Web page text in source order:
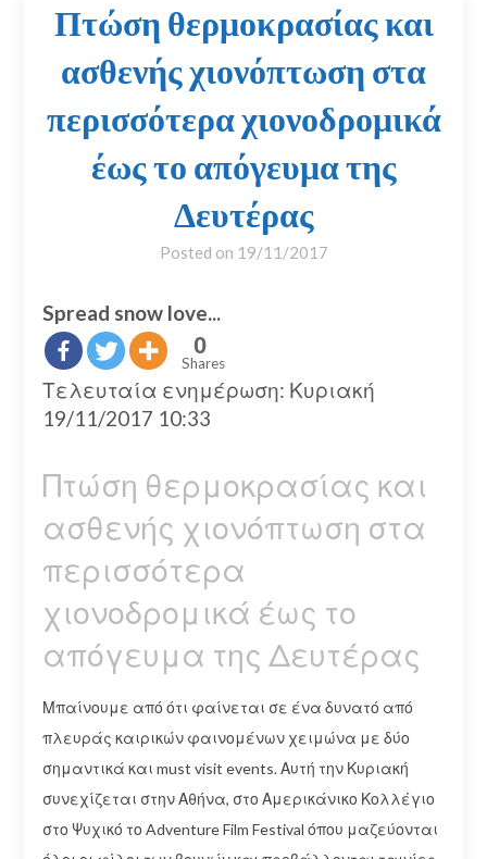
Πτώση θερμοκρασίας και
ασθενής χιονόπτωση στα
περισσότερα χιονοδρομικά
έως το απόγευμα της
Δευτέρας
Posted on 19/11/2017
Spread snow love...
0
Shares
Τελευταία ενημέρωση: Κυριακή
19/11/2017 10:33
Πτώση θερμοκρασίας και
ασθενής χιονόπτωση στα
περισσότερα
χιονοδρομικά έως το
απόγευμα της Δευτέρας
Μπαίνουμε από ότι φαίνεται σε ένα δυνατό από
πλευράς καιρικών φαινομένων χειμώνα με δύο
σημαντικά και must visit events. Αυτή την Κυριακή
συνεχίζεται στην Αθήνα, στο Αμερικάνικο Κολλέγιο
στο Ψυχικό το Adventure Film Festival όπου μαζεύονται